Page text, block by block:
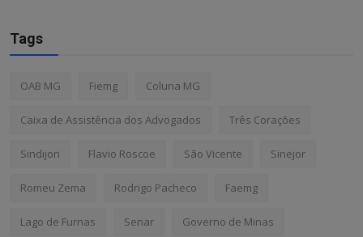
Tags
OAB MG Fiemg Coluna MG
Caixa de Assistência dos Advogados Três Corações
Sindijori Flavio Roscoe São Vicente Sinejor
Romeu Zema Rodrigo Pacheco Faemg
Lago de Furnas Senar Governo de Minas